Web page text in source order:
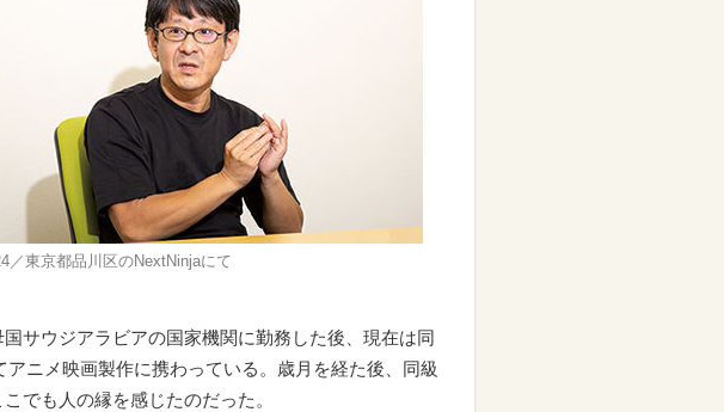
／東京都品川区のNextNinjaにて
サウジアラビアの国家機関に勤務した後、現在は同
ニメ映画製作に携わっている。歳月を経た後、同級
でも人の縁を感じたのだった。